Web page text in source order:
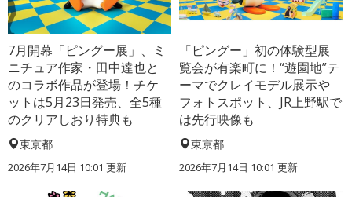
7月開幕「ピングー展」、ミ
ニチュア作家・田中達也と
のコラボ作品が登場！チケ
ットは5月23日発売、全5種
のクリアしおり特典も
東京都
2026年7月14日 10:01 更新
「ピングー」初の体験型展
覧会が有楽町に！“遊園地”テ
ーマでクレイモデル展示や
フォトスポット、JR上野駅で
は先行映像も
東京都
2026年7月14日 10:01 更新